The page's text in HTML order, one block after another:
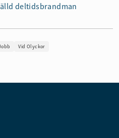
deltidsbrandman
Vid Olyckor